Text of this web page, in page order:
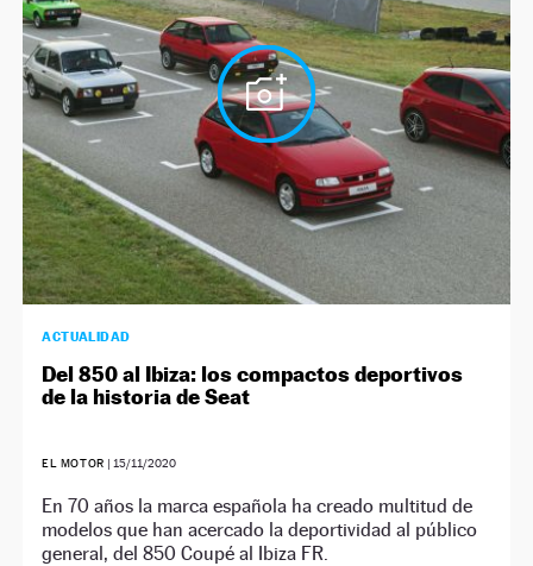
NEWSLETTER
SÍGUENOS
ACTUALIDAD
Del 850 al Ibiza: los compactos deportivos
de la historia de Seat
EL MOTOR | 15/11/2020
En 70 años la marca española ha creado multitud de
modelos que han acercado la deportividad al público
general, del 850 Coupé al Ibiza FR.